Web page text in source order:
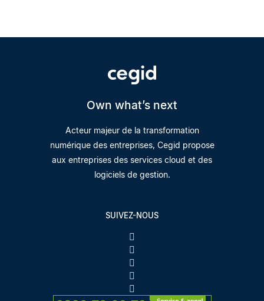
Own what’s next
Acteur majeur de la transformation
numérique des entreprises, Cegid propose
aux entreprises des services cloud et des
logiciels de gestion.
SUIVEZ-NOUS